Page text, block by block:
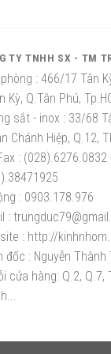
TY TNHH SX - TM
:466/17 Tân
Kỳ, Q.Tân Phú,
sắt - inox :33/68
Chánh Hiệp, Q.12,
:(028).6276.0832
:0903.178.976
:
:http://
đốc :Nguyễn Thành
cửa hàng: Q.2, Q.7,